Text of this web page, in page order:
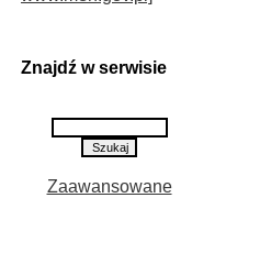
Znajdź w serwisie
Zaawansowane